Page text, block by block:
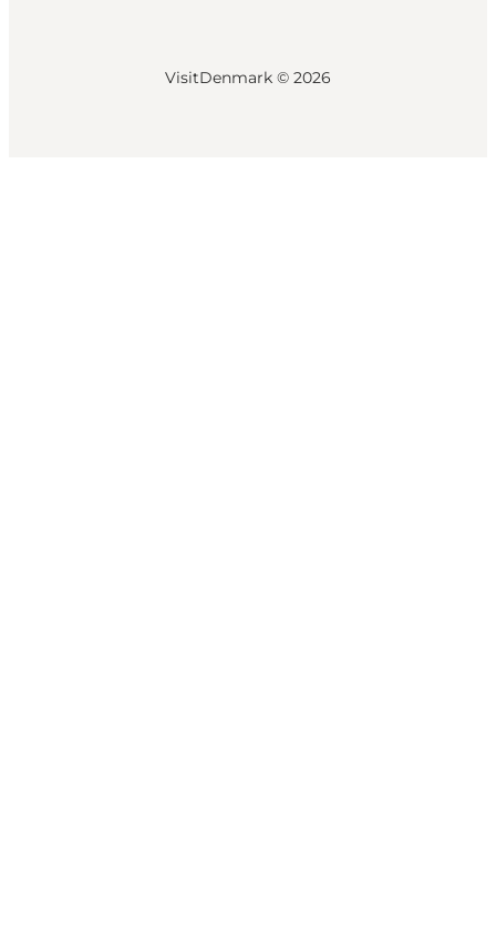
VisitDenmark © 2026